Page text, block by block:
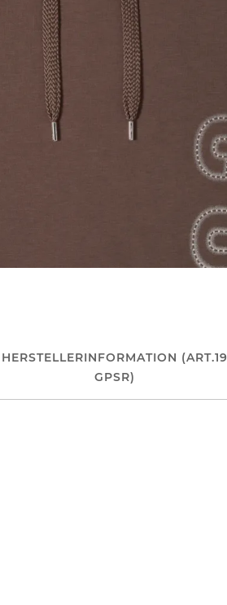
HERSTELLERINFORMATION (ART.19
GPSR)